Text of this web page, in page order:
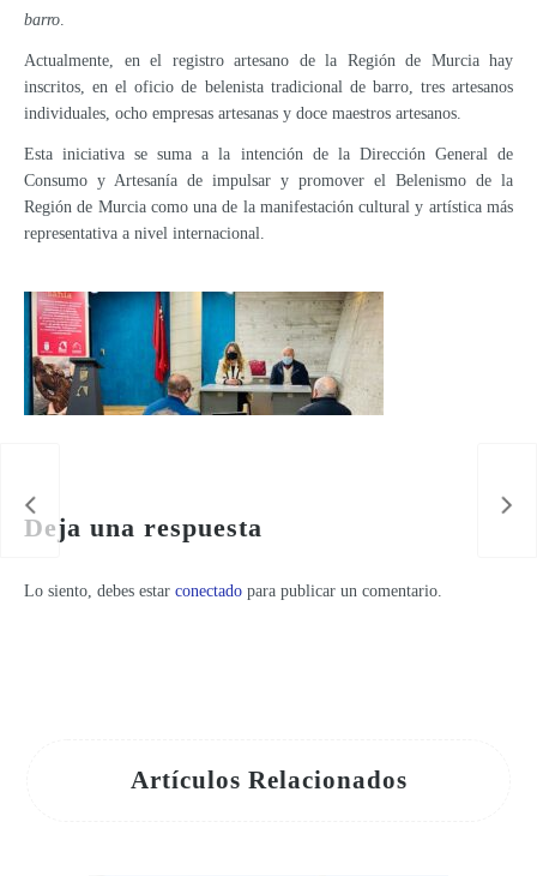
barro
Actualmente, en el registro artesano de la Región de Murcia hay
inscritos, en el oficio de belenista tradicional de barro, tres artesanos
individuales, ocho empresas artesanas y doce maestros artesanos.
Esta iniciativa se suma a la intención de la Dirección General de
Consumo y Artesanía de impulsar y promover el Belenismo de la
Región de Murcia como una de la manifestación cultural y artística más
representativa a nivel internacional.
Deja una respuesta
Lo siento, debes estar conectado para publicar un comentario.
Artículos Relacionados